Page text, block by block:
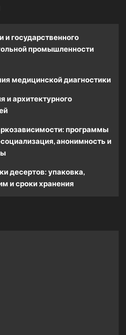
и государственного
промышленности
медицинской диагностики
и архитектурного
программы
анонимность и
десертов: упаковка,
и сроки хранения